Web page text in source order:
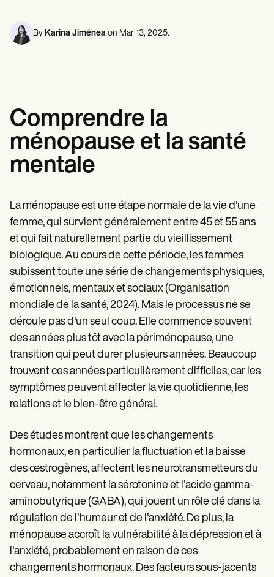
Diététistes et nutritionnistes
Kinésithérapeutes
Blogues
Guides de ressources
Comparaison
Guides des applications
Modèles
Modèle Superbill
Modèle de note SOAP
Modèle de plan de traitement
Informed Consent Form
Social Work Treatment Plans
DAR Note Template
Patient Visit Summary Template
Help Center
Webinars
Switch to Carepatron
Become a Partner
Pricing
Why Carepatron?
Login
Get started
Massage therapists
Personal trainers
By Karina Jiménea on Mar 13, 2025.
Comprendre la
ménopause et la santé
mentale
La ménopause est une étape normale de la vie d'une
femme, qui survient généralement entre 45 et 55 ans
et qui fait naturellement partie du vieillissement
biologique. Au cours de cette période, les femmes
subissent toute une série de changements physiques,
émotionnels, mentaux et sociaux (Organisation
mondiale de la santé, 2024). Mais le processus ne se
déroule pas d'un seul coup. Elle commence souvent
des années plus tôt avec la périménopause, une
transition qui peut durer plusieurs années. Beaucoup
trouvent ces années particulièrement difficiles, car les
symptômes peuvent affecter la vie quotidienne, les
relations et le bien-être général.
Des études montrent que les changements
hormonaux, en particulier la fluctuation et la baisse
des œstrogènes, affectent les neurotransmetteurs du
cerveau, notamment la sérotonine et l'acide gamma-
aminobutyrique (GABA), qui jouent un rôle clé dans la
régulation de l'humeur et de l'anxiété. De plus, la
ménopause accroît la vulnérabilité à la dépression et à
l'anxiété, probablement en raison de ces
changements hormonaux. Des facteurs sous-jacents